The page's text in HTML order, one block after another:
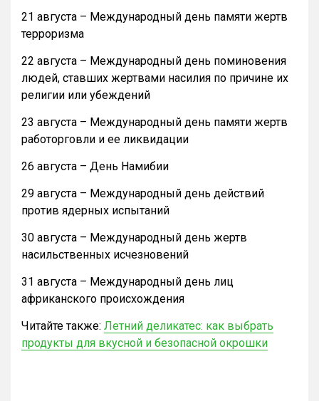
21 августа – Международный день памяти жертв
терроризма
22 августа – Международный день поминовения
людей, ставших жертвами насилия по причине их
религии или убеждений
23 августа – Международный день памяти жертв
работорговли и ее ликвидации
26 августа – День Намибии
29 августа – Международный день действий
против ядерных испытаний
30 августа – Международный день жертв
насильственных исчезновений
31 августа – Международный день лиц
африканского происхождения
Читайте также: Летний деликатес: как выбрать
продукты для вкусной и безопасной окрошки